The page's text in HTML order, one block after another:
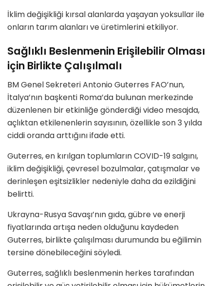
İklim değişikliği kırsal alanlarda yaşayan yoksullar ile
onların tarım alanları ve üretimlerini etkiliyor.
Sağlıklı Beslenmenin Erişilebilir Olması
için Birlikte Çalışılmalı
BM Genel Sekreteri Antonio Guterres FAO’nun,
İtalya’nın başkenti Roma’da bulunan merkezinde
düzenlenen bir etkinliğe gönderdiği video mesajda,
açlıktan etkilenenlerin sayısının, özellikle son 3 yılda
ciddi oranda arttığını ifade etti.
Guterres, en kırılgan toplumların COVID-19 salgını,
iklim değişikliği, çevresel bozulmalar, çatışmalar ve
derinleşen eşitsizlikler nedeniyle daha da ezildiğini
belirtti.
Ukrayna-Rusya Savaşı’nın gıda, gübre ve enerji
fiyatlarında artışa neden olduğunu kaydeden
Guterres, birlikte çalışılması durumunda bu eğilimin
tersine dönebileceğini söyledi.
Guterres, sağlıklı beslenmenin herkes tarafından